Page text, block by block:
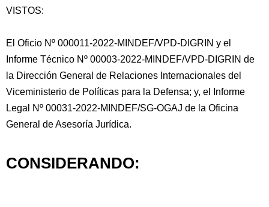
VISTOS:
El Oficio Nº 000011-2022-MINDEF/VPD-DIGRIN y el
Informe Técnico Nº 00003-2022-MINDEF/VPD-DIGRIN de
la Dirección General de Relaciones Internacionales del
Viceministerio de Políticas para la Defensa; y, el Informe
Legal Nº 00031-2022-MINDEF/SG-OGAJ de la Oficina
General de Asesoría Jurídica.
CONSIDERANDO: